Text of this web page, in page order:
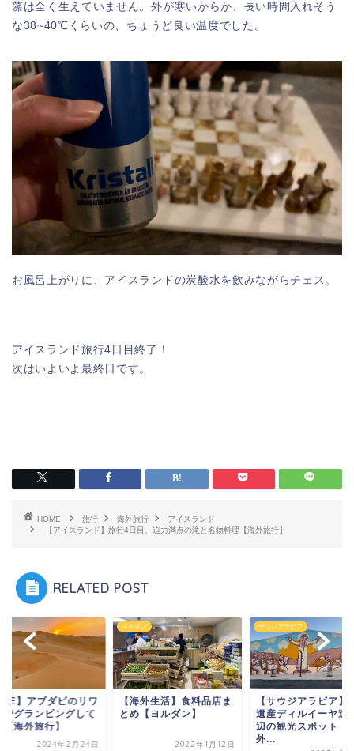
藻は全く生えていません。外が寒いからか、長い時間入れそう
な38~40℃くらいの、ちょうど良い温度でした。
お風呂上がりに、アイスランドの炭酸水を飲みながらチェス。
アイスランド旅行4日目終了！
次はいよいよ最終日です。
HOME 旅行 海外旅行
アイスランド
【アイスランド】旅行4日目、迫力満点の滝と名物料理【海外旅行】
RELATED POST
外生活】食料品店ま
【ヨルダン】
2022年1月12日
サウジアラビア
【サウジアラビア】世界
遺産ディルイーヤ遺跡周
UAE
【UAE】アブダビの
砂漠でグランピング
きた【海外旅行】